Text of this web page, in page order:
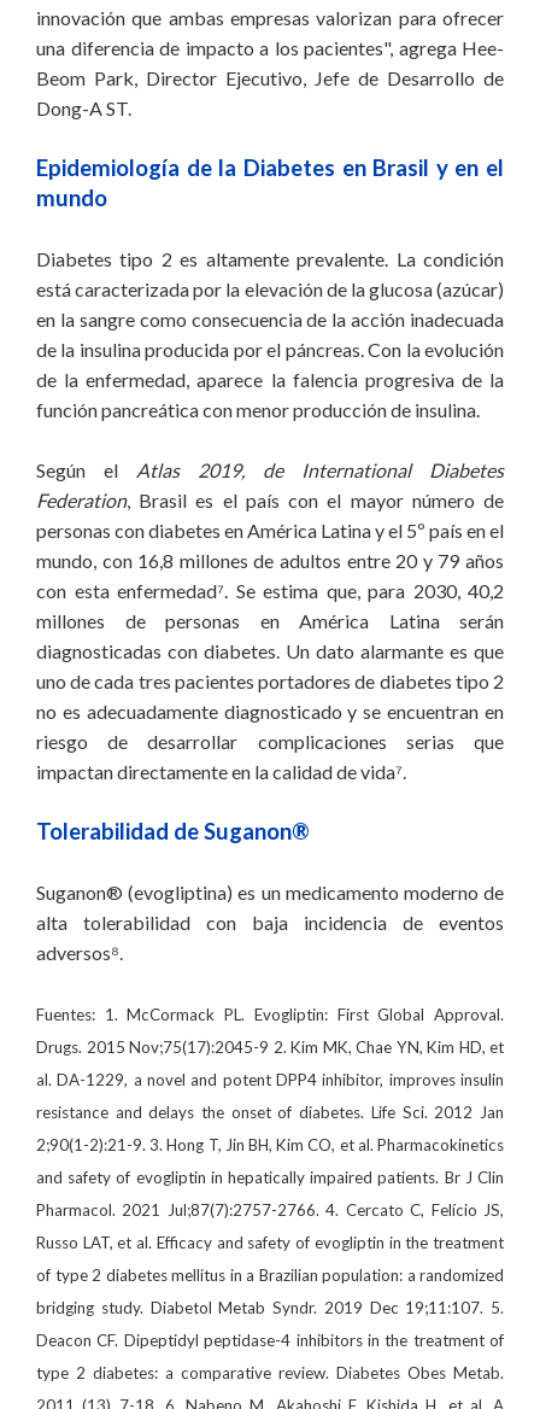
innovación que ambas empresas valorizan para ofrecer
una diferencia de impacto a los pacientes", agrega Hee-
Beom Park, Director Ejecutivo, Jefe de Desarrollo de
Dong-A ST.
Epidemiología de la Diabetes en Brasil y en el
mundo
Diabetes tipo 2 es altamente prevalente. La condición
está caracterizada por la elevación de la glucosa (azúcar)
en la sangre como consecuencia de la acción inadecuada
de la insulina producida por el páncreas. Con la evolución
de la enfermedad, aparece la falencia progresiva de la
función pancreática con menor producción de insulina.
Según el Atlas 2019, de International Diabetes
Federation, Brasil es el país con el mayor número de
personas con diabetes en América Latina y el 5º país en el
mundo, con 16,8 millones de adultos entre 20 y 79 años
con esta enfermedad⁷. Se estima que, para 2030, 40,2
millones de personas en América Latina serán
diagnosticadas con diabetes. Un dato alarmante es que
uno de cada tres pacientes portadores de diabetes tipo 2
no es adecuadamente diagnosticado y se encuentran en
riesgo de desarrollar complicaciones serias que
impactan directamente en la calidad de vida⁷.
Tolerabilidad de Suganon®
Suganon® (evogliptina) es un medicamento moderno de
alta tolerabilidad con baja incidencia de eventos
adversos⁸.
Fuentes: 1. McCormack PL. Evogliptin: First Global Approval.
Drugs. 2015 Nov;75(17):2045-9 2. Kim MK, Chae YN, Kim HD, et
al. DA-1229, a novel and potent DPP4 inhibitor, improves insulin
resistance and delays the onset of diabetes. Life Sci. 2012 Jan
2;90(1-2):21-9. 3. Hong T, Jin BH, Kim CO, et al. Pharmacokinetics
and safety of evogliptin in hepatically impaired patients. Br J Clin
Pharmacol. 2021 Jul;87(7):2757-2766. 4. Cercato C, Felício JS,
Russo LAT, et al. Efficacy and safety of evogliptin in the treatment
of type 2 diabetes mellitus in a Brazilian population: a randomized
bridging study. Diabetol Metab Syndr. 2019 Dec 19;11:107. 5.
Deacon CF. Dipeptidyl peptidase-4 inhibitors in the treatment of
type 2 diabetes: a comparative review. Diabetes Obes Metab.